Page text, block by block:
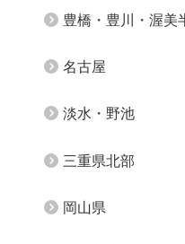
豊橋・豊川・渥美
名古屋
淡水・野池
三重県北部
岡山県